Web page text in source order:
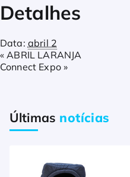
Detalhes
Data: abril 2
« ABRIL LARANJA
Connect Expo»
Últimas notícias